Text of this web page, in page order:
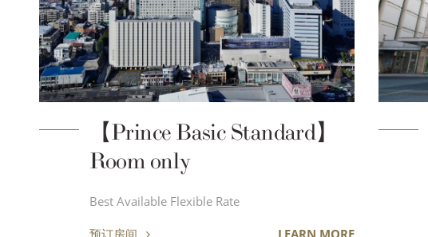
【Prince Basic Standard】
Room only
Best Available Flexible Rate
预订房间 LEARN MORE